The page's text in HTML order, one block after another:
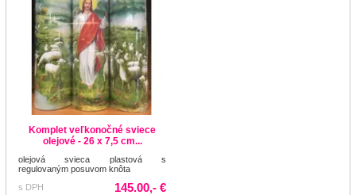
Komplet veľkonočné sviece
olejové - 26 x 7,5 cm...
olejová svieca plastová s
regulovaným posuvom knôta
s DPH
145.00,- €